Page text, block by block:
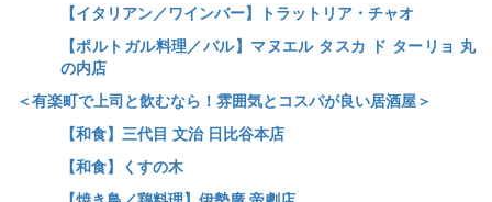
【イタリアン／ワインバー】トラットリア・チャオ
【ポルトガル料理／バル】マヌエル タスカ ド ターリョ 丸
の内店
＜有楽町で上司と飲むなら！雰囲気とコスパが良い居酒屋＞
【和食】三代目 文治 日比谷本店
【和食】くすの木